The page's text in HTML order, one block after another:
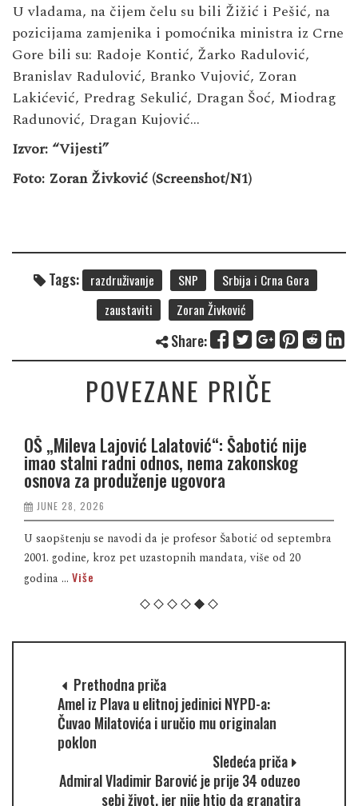
U vladama, na čijem čelu su bili Žižić i Pešić, na
pozicijama zamjenika i pomoćnika ministra iz Crne
Gore bili su: Radoje Kontić, Žarko Radulović,
Branislav Radulović, Branko Vujović, Zoran
Lakićević, Predrag Sekulić, Dragan Šoć, Miodrag
Radunović, Dragan Kujović…
Izvor: “Vijesti”
Foto: Zoran Živković (Screenshot/N1)
Tags: razdruživanje SNP
Srbija i Crna Gora
zaustaviti
Zoran Živković
Share:
POVEZANE PRIČE
OŠ „Mileva Lajović Lalatović“: Šabotić nije
imao stalni radni odnos, nema zakonskog
osnova za produženje ugovora
JUNE 28, 2026
U saopštenju se navodi da je profesor Šabotić od septembra
2001. godine, kroz pet uzastopnih mandata, više od 20
godina ... Više
Prethodna priča
Amel iz Plava u elitnoj jedinici NYPD-a:
Čuvao Milatovića i uručio mu originalan
poklon
Sledeća priča
Admiral Vladimir Barović je prije 34 oduzeo
sebi život, jer nije htio da granatira